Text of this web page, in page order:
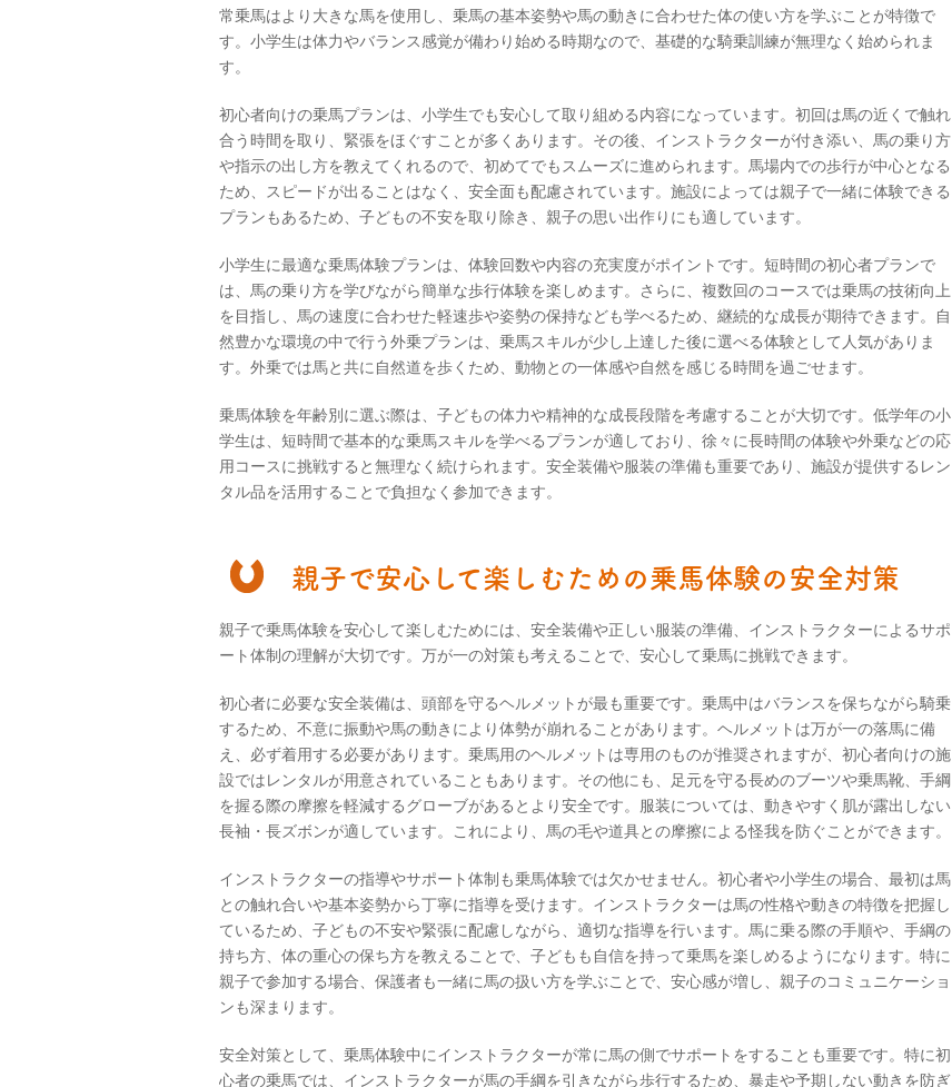
常乗馬はより大きな馬を使用し、乗馬の基本姿勢や馬の動きに合わせた体の使い方を学ぶことが特徴で
す。小学生は体力やバランス感覚が備わり始める時期なので、基礎的な騎乗訓練が無理なく始められま
す。
初心者向けの乗馬プランは、小学生でも安心して取り組める内容になっています。初回は馬の近くで触れ
合う時間を取り、緊張をほぐすことが多くあります。その後、インストラクターが付き添い、馬の乗り方
や指示の出し方を教えてくれるので、初めてでもスムーズに進められます。馬場内での歩行が中心となる
ため、スピードが出ることはなく、安全面も配慮されています。施設によっては親子で一緒に体験できる
プランもあるため、子どもの不安を取り除き、親子の思い出作りにも適しています。
小学生に最適な乗馬体験プランは、体験回数や内容の充実度がポイントです。短時間の初心者プランで
は、馬の乗り方を学びながら簡単な歩行体験を楽しめます。さらに、複数回のコースでは乗馬の技術向上
を目指し、馬の速度に合わせた軽速歩や姿勢の保持なども学べるため、継続的な成長が期待できます。自
然豊かな環境の中で行う外乗プランは、乗馬スキルが少し上達した後に選べる体験として人気がありま
す。外乗では馬と共に自然道を歩くため、動物との一体感や自然を感じる時間を過ごせます。
乗馬体験を年齢別に選ぶ際は、子どもの体力や精神的な成長段階を考慮することが大切です。低学年の小
学生は、短時間で基本的な乗馬スキルを学べるプランが適しており、徐々に長時間の体験や外乗などの応
用コースに挑戦すると無理なく続けられます。安全装備や服装の準備も重要であり、施設が提供するレン
タル品を活用することで負担なく参加できます。
親子で安心して楽しむための乗馬体験の安全対策
親子で乗馬体験を安心して楽しむためには、安全装備や正しい服装の準備、インストラクターによるサポ
ート体制の理解が大切です。万が一の対策も考えることで、安心して乗馬に挑戦できます。
初心者に必要な安全装備は、頭部を守るヘルメットが最も重要です。乗馬中はバランスを保ちながら騎乗
するため、不意に振動や馬の動きにより体勢が崩れることがあります。ヘルメットは万が一の落馬に備
え、必ず着用する必要があります。乗馬用のヘルメットは専用のものが推奨されますが、初心者向けの施
設ではレンタルが用意されていることもあります。その他にも、足元を守る長めのブーツや乗馬靴、手綱
を握る際の摩擦を軽減するグローブがあるとより安全です。服装については、動きやすく肌が露出しない
長袖・長ズボンが適しています。これにより、馬の毛や道具との摩擦による怪我を防ぐことができます。
インストラクターの指導やサポート体制も乗馬体験では欠かせません。初心者や小学生の場合、最初は馬
との触れ合いや基本姿勢から丁寧に指導を受けます。インストラクターは馬の性格や動きの特徴を把握し
ているため、子どもの不安や緊張に配慮しながら、適切な指導を行います。馬に乗る際の手順や、手綱の
持ち方、体の重心の保ち方を教えることで、子どもも自信を持って乗馬を楽しめるようになります。特に
親子で参加する場合、保護者も一緒に馬の扱い方を学ぶことで、安心感が増し、親子のコミュニケーショ
ンも深まります。
安全対策として、乗馬体験中にインストラクターが常に馬の側でサポートをすることも重要です。特に初
心者の乗馬では、インストラクターが馬の手綱を引きながら歩行するため、暴走や予期しない動きを防ぎ